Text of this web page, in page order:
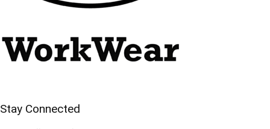
Stay Connected